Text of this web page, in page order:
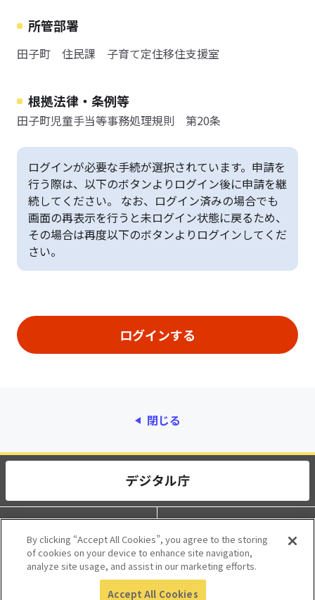
所管部署
田子町 住民課 子育て定住移住支援室
根拠法律・条例等
田子町児童手当等事務処理規則 第20条
ログインが必要な手続が選択されています。申請を
行う際は、以下のボタンよりログイン後に申請を継
続してください。 なお、ログイン済みの場合でも
画面の再表示を行うと未ログイン状態に戻るため、
その場合は再度以下のボタンよりログインしてくだ
さい。
閉じる
動作環境 個人情報保護
利用規約 アクセシビリティ
© 2017 Digital Agency, Government of Japan.
By clicking “Accept All Cookies”, you agree to the storing
of cookies on your device to enhance site navigation,
analyze site usage, and assist in our marketing efforts.
Accept All Cookies